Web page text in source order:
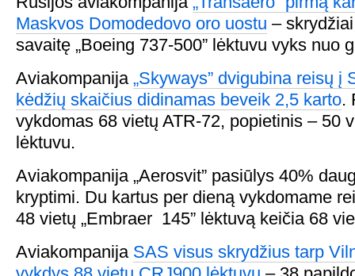
Maskvos Domodedovo oro uostu –
savaitę „Boeing 737-500” lėktuvu vyks nuo
Aviakompanija „Skyways” dvigubina reisų į
kėdžių skaičius didinamas beveik 2,5 karto.
vykdomas 68 vietų ATR-72, popietinis – 50
lėktuvu.
Aviakompanija „Aerosvit” pasiūlys 40%
kryptimi. Du kartus per dieną vykdomame
48 vietų „Embraer 145” lėktuvą keičia 68
Aviakompanija SAS visus skrydžius tarp